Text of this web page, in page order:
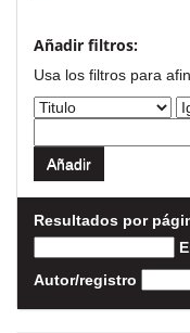
Añadir filtros:
Usa los filtros para
Resultados por
Autor/registro